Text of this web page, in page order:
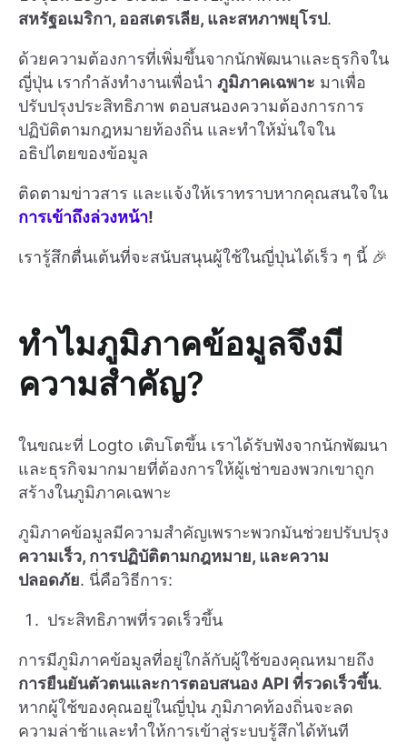
สหรัฐอเมริกา, ออสเตรเลีย, และสหภาพยุโรป.
ด้วยความต้องการที่เพิ่มขึ้นจากนักพัฒนาและธุรกิจใน
ญี่ปุ่น เรากำลังทำงานเพื่อนำ ภูมิภาคเฉพาะ มาเพื่อ
ปรับปรุงประสิทธิภาพ ตอบสนองความต้องการการ
ปฏิบัติตามกฎหมายท้องถิ่น และทำให้มั่นใจใน
อธิปไตยของข้อมูล
ติดตามข่าวสาร และแจ้งให้เราทราบหากคุณสนใจใน
การเข้าถึงล่วงหน้า!
เรารู้สึกตื่นเต้นที่จะสนับสนุนผู้ใช้ในญี่ปุ่นได้เร็ว ๆ นี้ 🎉
ทำไมภูมิภาคข้อมูลจึงมี
ความสำคัญ?
ในขณะที่ Logto เติบโตขึ้น เราได้รับฟังจากนักพัฒนา
และธุรกิจมากมายที่ต้องการให้ผู้เช่าของพวกเขาถูก
สร้างในภูมิภาคเฉพาะ
ภูมิภาคข้อมูลมีความสำคัญเพราะพวกมันช่วยปรับปรุง
ความเร็ว, การปฏิบัติตามกฎหมาย, และความ
ปลอดภัย. นี่คือวิธีการ:
ประสิทธิภาพที่รวดเร็วขึ้น
การมีภูมิภาคข้อมูลที่อยู่ใกล้กับผู้ใช้ของคุณหมายถึง
การยืนยันตัวตนและการตอบสนอง API ที่รวดเร็วขึ้น.
หากผู้ใช้ของคุณอยู่ในญี่ปุ่น ภูมิภาคท้องถิ่นจะลด
ความล่าช้าและทำให้การเข้าสู่ระบบรู้สึกได้ทันที